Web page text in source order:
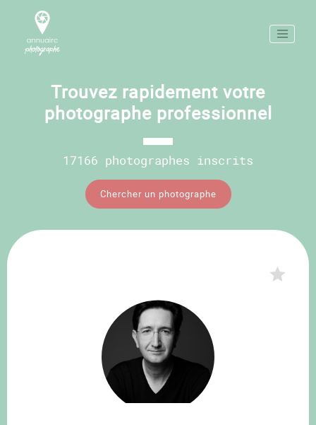
Trouvez rapidement votre
photographe professionnel
17166 photographes inscrits
Chercher un photographe